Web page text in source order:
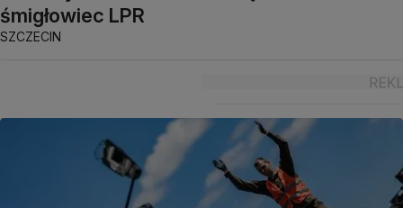
śmigłowiec LPR
SZCZECIN